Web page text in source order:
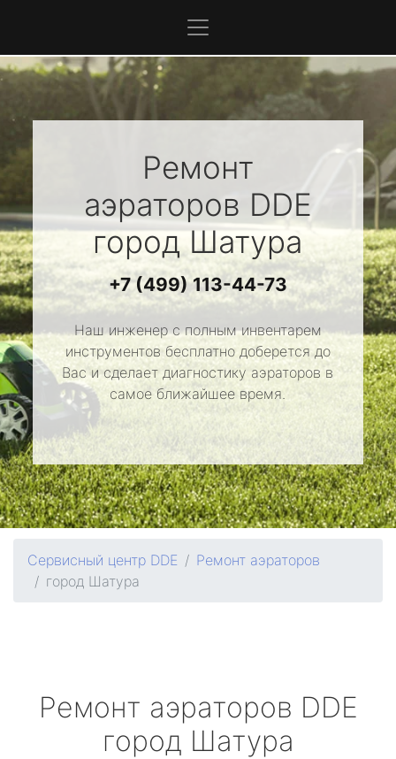
Ремонт
аэраторов DDE
город Шатура
+7 (499) 113-44-73
Наш инженер с полным инвентарем
инструментов бесплатно доберется до
Вас и сделает диагностику аэраторов в
самое ближайшее время.
Сервисный центр DDE
Ремонт аэраторов
город Шатура
Ремонт аэраторов DDE
город Шатура